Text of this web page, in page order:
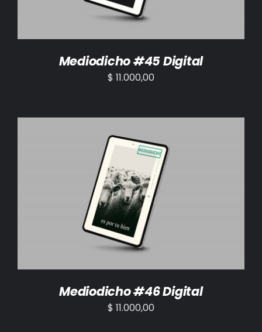
Mediodicho #45 Digital
$ 11.000,00
AÑADIR AL CARRITO /
Mediodicho #46 Digital
$ 11.000,00